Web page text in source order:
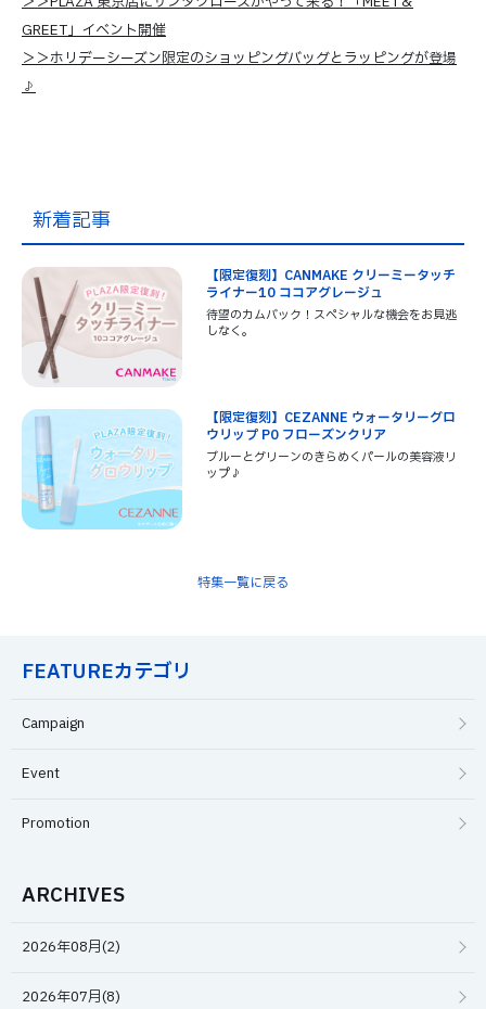
GREET」イベント開催
＞＞ホリデーシーズン限定のショッピングバッグとラッピングが登場
♪
新着記事
【限定復刻】CANMAKE クリーミータッチ
ライナー10 ココアグレージュ
待望のカムバック！スペシャルな機会をお見逃
しなく。
【限定復刻】CEZANNE ウォータリーグロ
ウリップ P0 フローズンクリア
ブルーとグリーンのきらめくパールの美容液リ
ップ♪
特集一覧に戻る
FEATUREカテゴリ
Campaign
Event
Promotion
ARCHIVES
2026年08月(2)
2026年07月(8)